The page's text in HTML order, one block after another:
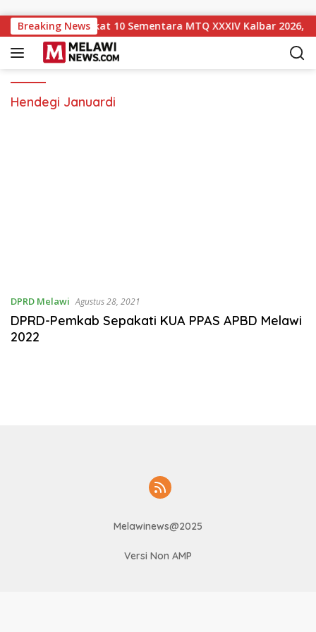
Breaking News
Naik ke Peringkat 10 Sementara MTQ XXXIV Kalbar 2026,
Hendegi Januardi
DPRD Melawi Agustus 28, 2021
DPRD-Pemkab Sepakati KUA PPAS APBD Melawi
2022
Melawinews@2025
Versi Non AMP